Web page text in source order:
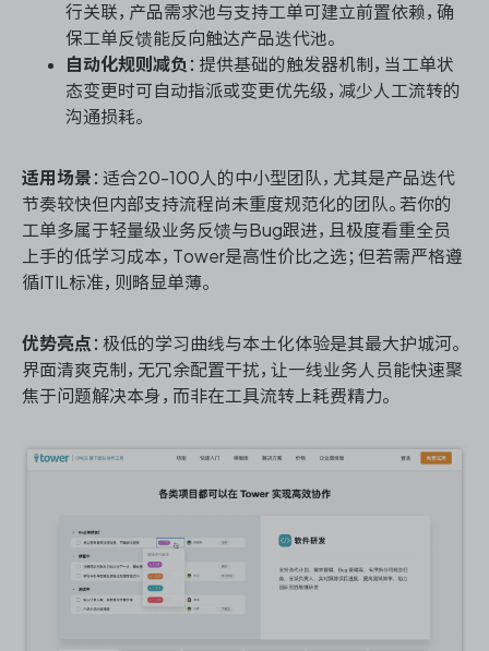
行关联，产品需求池与支持工单可建立前置依赖，确
保工单反馈能反向触达产品迭代池。
自动化规则减负 ：提供基础的触发器机制，当工单状
态变更时可自动指派或变更优先级，减少人工流转的
沟通损耗。
适用场景 ：适合20-100人的中小型团队，尤其是产品迭代
节奏较快但内部支持流程尚未重度规范化的团队。若你的
工单多属于轻量级业务反馈与Bug跟进，且极度看重全员
上手的低学习成本，Tower是高性价比之选；但若需严格遵
循ITIL标准，则略显单薄。
优势亮点 ：极低的学习曲线与本土化体验是其最大护城河。
界面清爽克制，无冗余配置干扰，让一线业务人员能快速聚
焦于问题解决本身，而非在工具流转上耗费精力。